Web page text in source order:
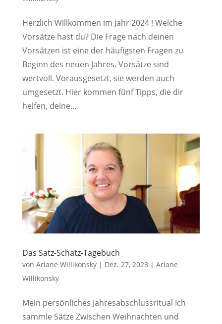
Herzlich Willkommen im Jahr 2024 ! Welche
Vorsätze hast du? Die Frage nach deinen
Vorsätzen ist eine der häufigsten Fragen zu
Beginn des neuen Jahres. Vorsätze sind
wertvoll. Vorausgesetzt, sie werden auch
umgesetzt. Hier kommen fünf Tipps, die dir
helfen, deine...
Das Satz-Schatz-Tagebuch
von Ariane Willikonsky| Dez. 27, 2023 | Ariane
Willikonsky
Mein persönliches Jahresabschlussritual Ich
sammle Sätze Zwischen Weihnachten und